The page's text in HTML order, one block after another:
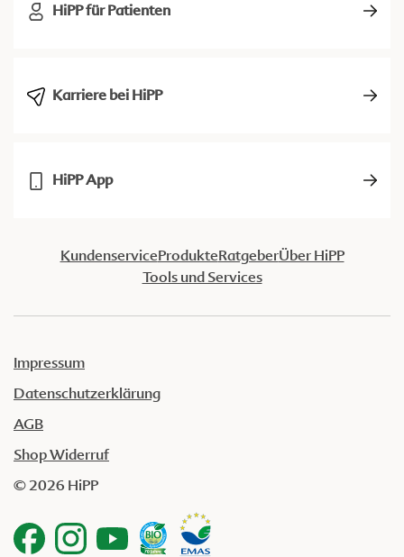
HiPP für Patienten
Karriere bei HiPP
HiPP App
KundenserviceProdukteRatgeberÜber HiPP
Tools und Services
Impressum
Datenschutzerklärung
AGB
Shop Widerruf
© 2026 HiPP